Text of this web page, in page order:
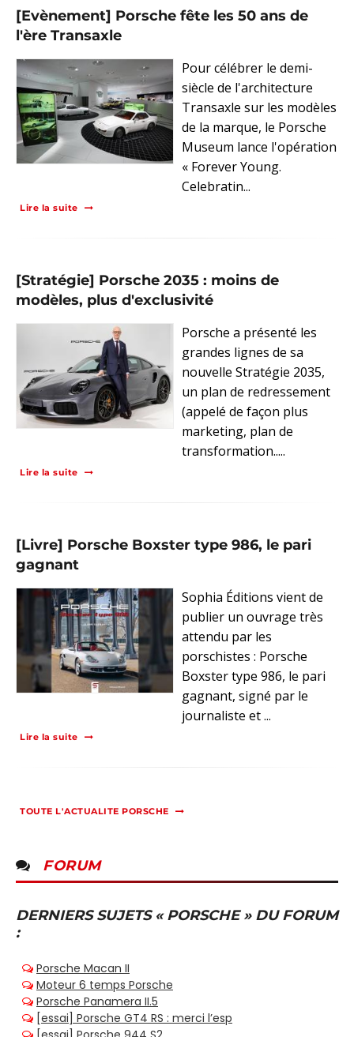
[Evènement] Porsche fête les 50 ans de
l'ère Transaxle
Pour célébrer le demi-
siècle de l'architecture
Transaxle sur les modèles
de la marque, le Porsche
Museum lance l'opération
« Forever Young.
Celebratin...
Lire la suite
[Stratégie] Porsche 2035 : moins de
modèles, plus d'exclusivité
Porsche a présenté les
grandes lignes de sa
nouvelle Stratégie 2035,
un plan de redressement
(appelé de façon plus
marketing, plan de
transformation.....
Lire la suite
[Livre] Porsche Boxster type 986, le pari
gagnant
Sophia Éditions vient de
publier un ouvrage très
attendu par les
porschistes : Porsche
Boxster type 986, le pari
gagnant, signé par le
journaliste et ...
Lire la suite
TOUTE L'ACTUALITE PORSCHE
FORUM
DERNIERS SUJETS « PORSCHE » DU FORUM
: